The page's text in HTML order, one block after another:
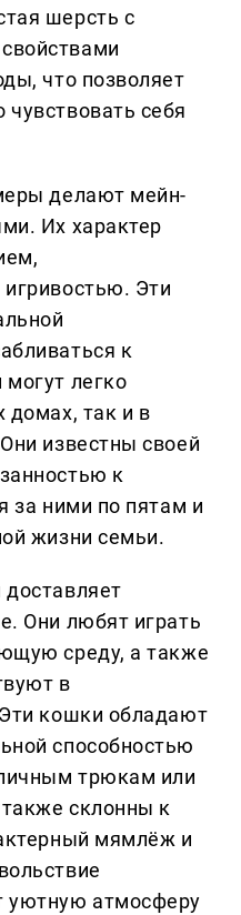
шерсть с
что позволяет
себя
делают мейн-
Их характер
Эти
к
легко
домах, так и в
известны своей
к
за ними по пятам и
жизни семьи.
Они любят играть
среду, а также
в
кошки обладают
способностью
трюкам или
склонны к
мямлёж и
уютную атмосферу